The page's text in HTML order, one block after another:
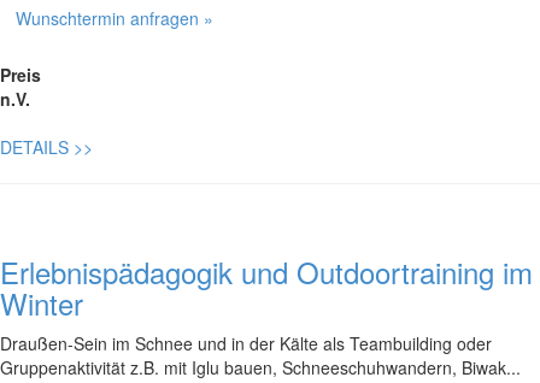
Wunschtermin anfragen »
Preis
n.V.
DETAILS >>
Erlebnispädagogik und Outdoortraining im
Winter
Draußen-Sein im Schnee und in der Kälte als Teambuilding oder
Gruppenaktivität z.B. mit Iglu bauen, Schneeschuhwandern, Biwak...